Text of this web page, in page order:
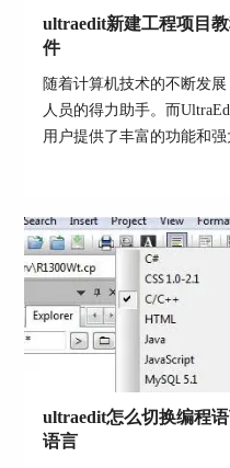
图6
如果你添加背景颜色，
>>HTML背景颜色”。
图7 点击
在弹出的“颜色拾取器
的颜色设置，如三原
ultraedit新建工程项目
件
随着计算机技术的不断发
人员的得力助手。而
用户提供了丰富的功能和
深入探讨如何在UltraEdit
供更多便捷和效率。...
ultraedit怎么切换编程
语言